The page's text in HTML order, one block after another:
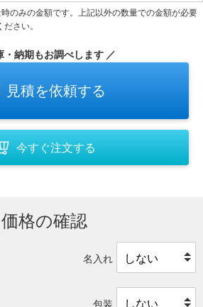
のみの金額です。上記以外の数量での金額が必要
さい。
・納期もお調べします ／
見積を依頼する
今すぐ注文する
価格の確認
名入れ
包装